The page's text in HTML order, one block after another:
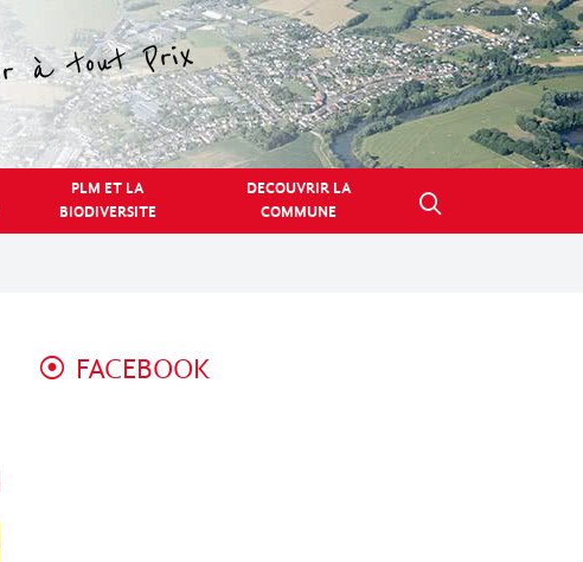
PLM ET LA
BIODIVERSITE
DECOUVRIR LA
COMMUNE
FACEBOOK